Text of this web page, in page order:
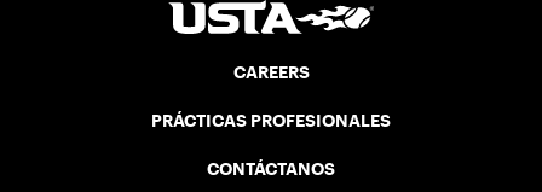
CAREERS
PRÁCTICAS PROFESIONALES
CONTÁCTANOS